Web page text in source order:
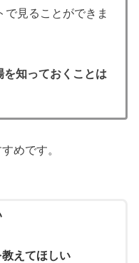
見ることができま
知っておくことは
めです。
教えてほしい